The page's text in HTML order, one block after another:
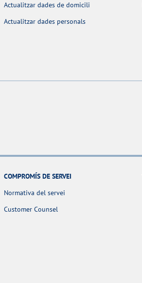
Actualitzar dades de domicili
Actualitzar dades personals
COMPROMÍS DE SERVEI
Normativa del servei
Customer Counsel